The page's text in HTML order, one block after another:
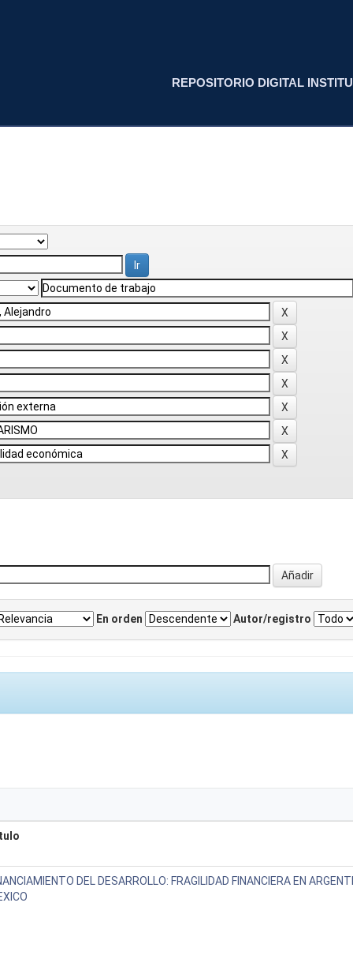
REPOSITORIO DIGITAL
En orden Autor/registro
DEL DESARROLLO: FRAGILIDAD FINANCIERA EN